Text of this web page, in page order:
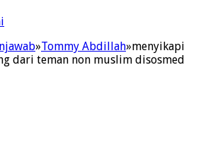
»Tommy Abdillah»menyikapi
dari teman non muslim disosmed